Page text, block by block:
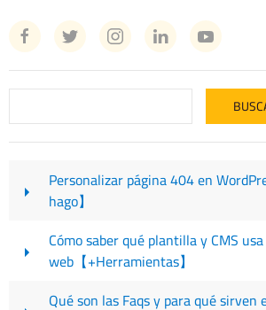
Personalizar página 404 en
hago】
Cómo saber qué plantilla y CMS
web【+Herramientas】
Qué son las Faqs y para qué sirven